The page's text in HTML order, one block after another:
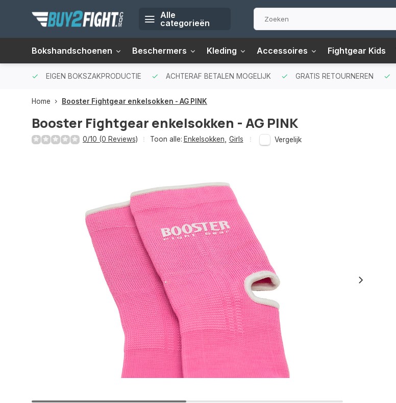
Alle
categorieën
Bokshandschoenen Beschermers Kleding Accessoires Fightgear Kids
EIGEN BOKSZAKPRODUCTIE ACHTERAF BETALEN MOGELIJK GRATIS RETOURNEREN
Home Booster Fightgear enkelsokken - AG PINK
Booster Fightgear enkelsokken - AG PINK
0/10 (0 Reviews) Toon alle: Enkelsokken Girls Vergelijk